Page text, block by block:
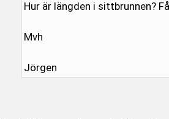
Hur är längden i sittbrunnen?
Mvh
Jörgen